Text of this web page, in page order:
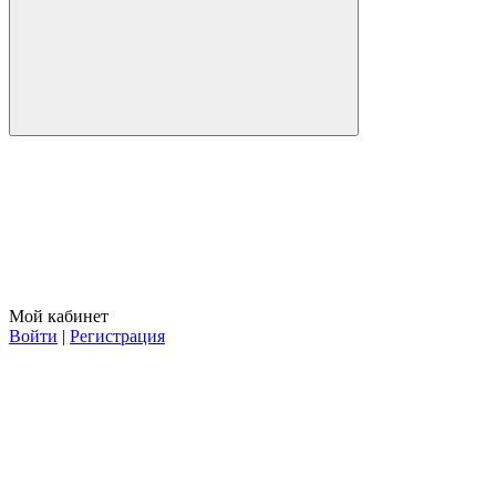
Мой кабинет
Войти | Регистрация